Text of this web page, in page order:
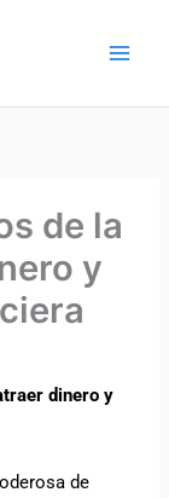
de la
y
dinero y
de